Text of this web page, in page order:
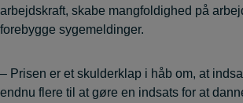
arbejdskraft, skabe mangfoldighed på
forebygge sygemeldinger.
– Prisen er et skulderklap i håb om, at
endnu flere til at gøre en indsats for at